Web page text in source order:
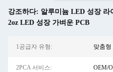
강조하다: 알루미늄 LED 성장 라
2oz LED 성장 가벼운 PCB
1공급자 유형: 맞춤형
2PCA 서비스: OEM/